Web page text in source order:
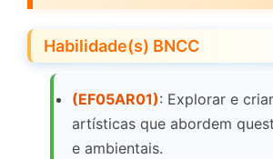
Habilidade(s) BNCC
(EF05AR01): Explorar e
artísticas que abordem
e ambientais.